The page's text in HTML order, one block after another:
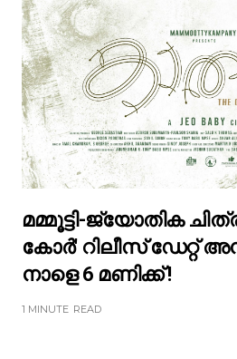
മമ്മൂട്ടി-ജ്യോതിക
കോർ' റിലീസ് ഡേറ്റ്
നാളെ 6 മണിക്ക് !
1 MINUTE READ